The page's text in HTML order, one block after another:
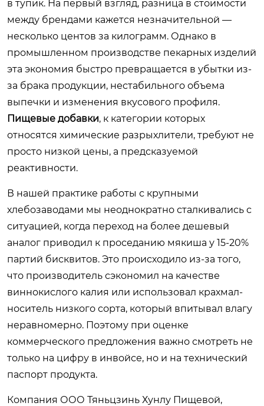
в тупик. На первый взгляд, разница в стоимости
между брендами кажется незначительной —
несколько центов за килограмм. Однако в
промышленном производстве пекарных изделий
эта экономия быстро превращается в убытки из-
за брака продукции, нестабильного объема
выпечки и изменения вкусового профиля.
Пищевые добавки, к категории которых
относятся химические разрыхлители, требуют не
просто низкой цены, а предсказуемой
реактивности.
В нашей практике работы с крупными
хлебозаводами мы неоднократно сталкивались с
ситуацией, когда переход на более дешевый
аналог приводил к проседанию мякиша у 15-20%
партий бисквитов. Это происходило из-за того,
что производитель сэкономил на качестве
виннокислого калия или использовал крахмал-
носитель низкого сорта, который впитывал влагу
неравномерно. Поэтому при оценке
коммерческого предложения важно смотреть не
только на цифру в инвойсе, но и на технический
паспорт продукта.
Компания ООО Тяньцзинь Хунлу Пищевой,